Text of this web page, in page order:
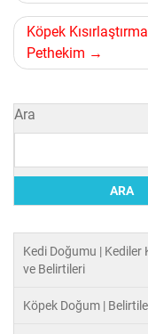
Köpek
Pethekim
Ara
ARA
Kedi Doğumu | Kediler
ve Belirtileri
Köpek Doğum |